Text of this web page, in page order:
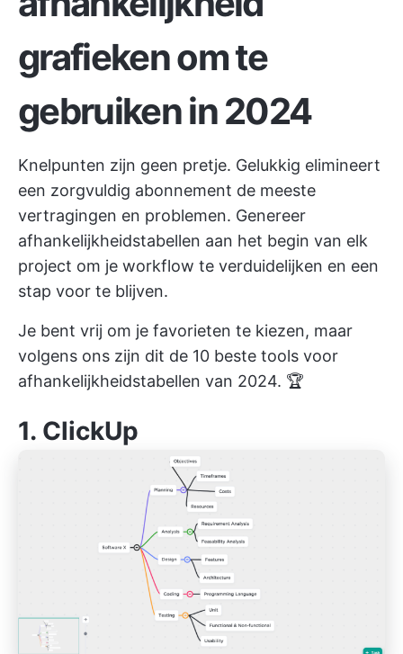
grafieken om te
gebruiken in 2024
Knelpunten zijn geen pretje. Gelukkig elimineert
een zorgvuldig abonnement de meeste
vertragingen en problemen. Genereer
afhankelijkheidstabellen aan het begin van elk
project om je workflow te verduidelijken en een
stap voor te blijven.
Je bent vrij om je favorieten te kiezen, maar
volgens ons zijn dit de 10 beste tools voor
afhankelijkheidstabellen van 2024. 🏆
1. ClickUp